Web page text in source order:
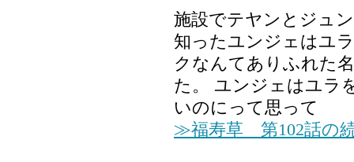
施設でテヤンとジュ
知ったユンジェはユ
クなんてありふれた
た。 ユンジェはユラ
いのにって思って
≫福寿草 第102話の